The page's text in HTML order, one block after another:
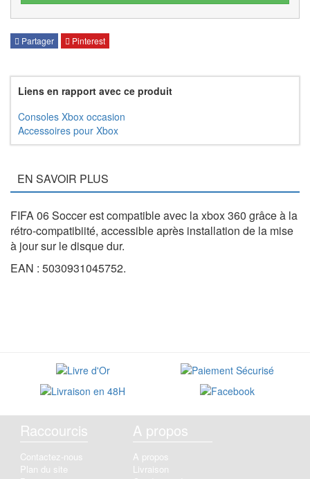
Partager Pinterest
Liens en rapport avec ce produit
Consoles Xbox occasion
Accessoires pour Xbox
EN SAVOIR PLUS
FIFA 06 Soccer est compatible avec la xbox 360 grâce à la
rétro-compatibiité, accessible après installation de la mise
à jour sur le disque dur.
EAN : 5030931045752.
Raccourcis
Contactez-nous
Plan du site
A propos
A propos
Livraison